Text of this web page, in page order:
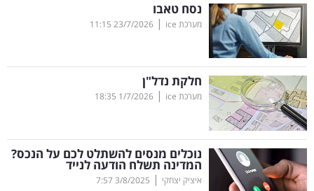
דיגיטל
וטק
שיווק
ופרסום
משפט
מדדים
ומחקרים
נסח טאבו
מערכת ice |
23/7/2026
11:15
חלקת נדל"ן
מערכת ice |
1/7/2026
18:35
נוכלים מנסים להשתלט לכם על הנכס?
המדינה תשלח הודעה לנייד
איציק יצחקי |
3/8/2025
7:57